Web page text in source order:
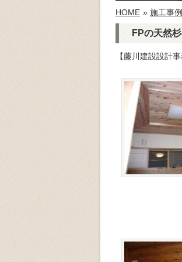
HOME » 施工事例
FPの天然
【藤川建設設計事